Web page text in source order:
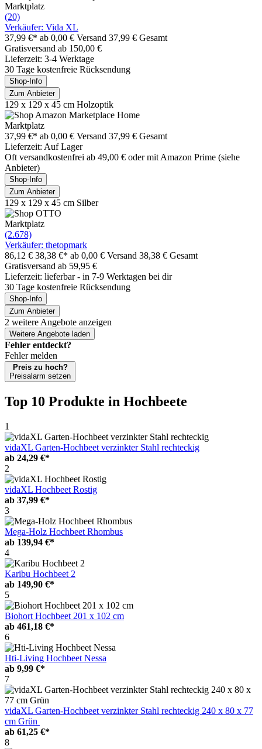
Marktplatz
(20)
Verkäufer: Vida XL
37,99 €* ab 0,00 € Versand 37,99 € Gesamt
Gratisversand ab 150,00 €
Lieferzeit: 3-4 Werktage
30 Tage kostenfreie Rücksendung
Shop-Info
Zum Anbieter
129 x 129 x 45 cm Holzoptik
Marktplatz
37,99 €* ab 0,00 € Versand 37,99 € Gesamt
Lieferzeit: Auf Lager
Oft versandkostenfrei ab 49,00 € oder mit Amazon Prime (siehe
Anbieter)
Shop-Info
Zum Anbieter
129 x 129 x 45 cm Silber
Marktplatz
(2.678)
Verkäufer: thetopmark
86,12 € 38,38 €* ab 0,00 € Versand 38,38 € Gesamt
Gratisversand ab 59,95 €
Lieferzeit: lieferbar - in 7-9 Werktagen bei dir
30 Tage kostenfreie Rücksendung
Shop-Info
Zum Anbieter
2 weitere Angebote anzeigen
Weitere Angebote laden
Fehler entdeckt?
Fehler melden
Preis zu hoch?
Preisalarm setzen
Top 10 Produkte in Hochbeete
1
vidaXL Garten-Hochbeet verzinkter Stahl rechteckig
ab 24,29 €*
2
vidaXL Hochbeet Rostig
ab 37,99 €*
3
Mega-Holz Hochbeet Rhombus
ab 139,94 €*
4
Karibu Hochbeet 2
ab 149,90 €*
5
Biohort Hochbeet 201 x 102 cm
ab 461,18 €*
6
Hti-Living Hochbeet Nessa
ab 9,99 €*
7
vidaXL Garten-Hochbeet verzinkter Stahl rechteckig 240 x 80 x 77
cm Grün
ab 61,25 €*
8